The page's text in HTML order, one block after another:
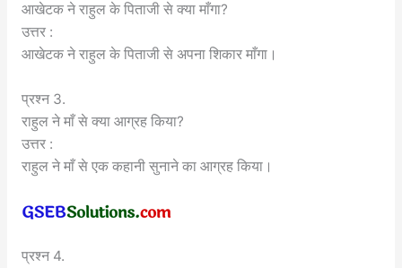
आखेटक ने राहुल के पिताजी से क्या माँगा?
उत्तर :
आखेटक ने राहुल के पिताजी से अपना शिकार माँगा।
प्रश्न 3.
राहुल ने माँ से क्या आग्रह किया?
उत्तर :
राहुल ने माँ से एक कहानी सुनाने का आग्रह किया।
प्रश्न 4.